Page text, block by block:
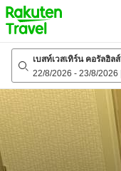
to
top
page
เบสท์เวสเทิร์น คอรัลฮิลส์
22/8/2026 - 23/8/2026